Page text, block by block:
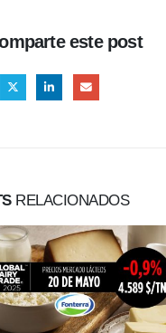
este post
RELACIONADOS